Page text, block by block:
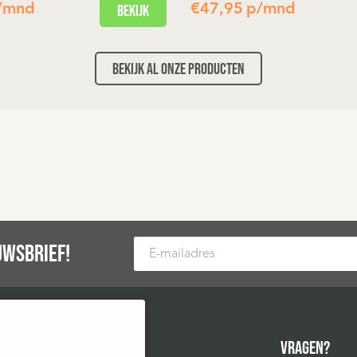
Bekijk €47,95 p/mnd
Bekijk al onze producten
E-mailadres
VRAGEN?